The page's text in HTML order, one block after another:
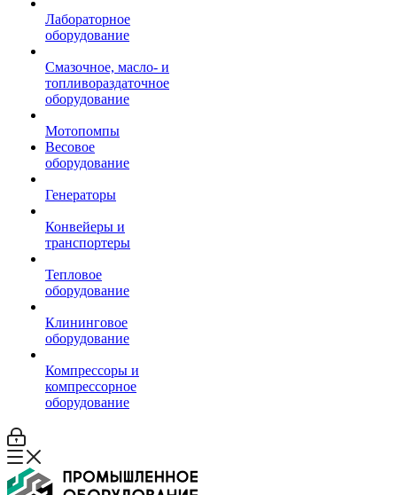
Лабораторное
оборудование
Смазочное, масло- и
топливораздаточное
оборудование
Мотопомпы
Весовое
оборудование
Генераторы
Конвейеры и
транспортеры
Тепловое
оборудование
Клининговое
оборудование
Компрессоры и
компрессорное
оборудование